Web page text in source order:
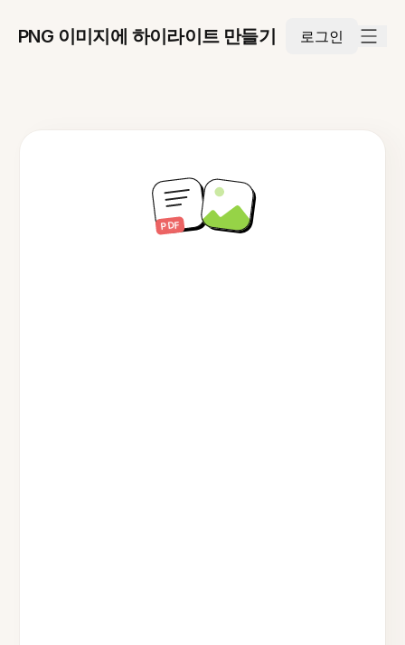
PNG 이미지에 하이라이트 만들기 로그인